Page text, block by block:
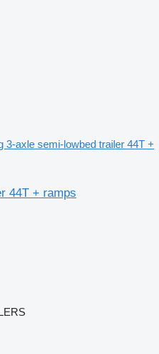
3-axle semi-lowbed trailer 44T +
44T + ramps